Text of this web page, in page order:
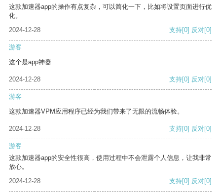
这款加速器app的操作有点复杂，可以简化一下，比如将设置页面进行优
化。
2024-12-28
支持[0] 反对[0]
游客
这个是app神器
2024-12-28 支持[0] 反对[0]
游客
这款加速器VPM应用程序已经为我们带来了无限的流畅体验。
2024-12-28 支持[0] 反对[0]
游客
这款加速器app的安全性很高，使用过程中不会泄露个人信息，让我非常
放心。
2024-12-28
支持[0] 反对[0]